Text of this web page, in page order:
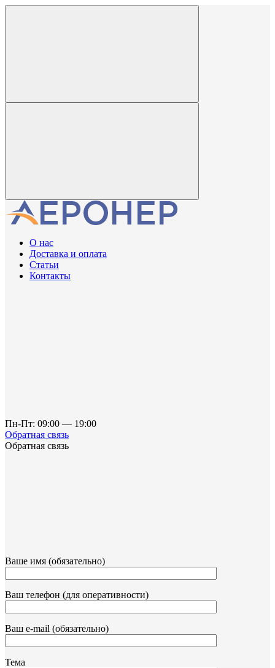
О нас
Доставка и оплата
Статьи
Контакты
Пн-Пт: 09:00 — 19:00
Обратная связь
Обратная связь
Ваше имя (обязательно)
Ваш телефон (для оперативности)
Ваш e-mail (обязательно)
Тема